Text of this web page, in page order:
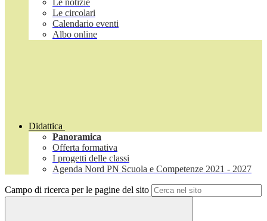
Le notizie
Le circolari
Calendario eventi
Albo online
Didattica
Panoramica
Offerta formativa
I progetti delle classi
Agenda Nord PN Scuola e Competenze 2021 - 2027
Campo di ricerca per le pagine del sito